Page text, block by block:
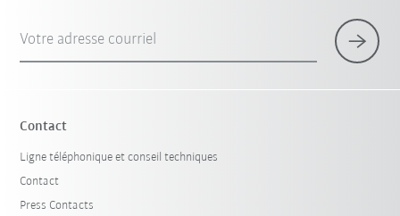
Votre adresse courriel
Contact
Ligne téléphonique et conseil techniques
Contact
Press Contacts